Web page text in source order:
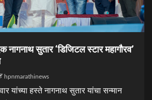
सुतार ‘डिजिटल स्टार महागौरव’
hpnmarathinews
यांच्या हस्ते नागनाथ सुतार यांचा सन्मान